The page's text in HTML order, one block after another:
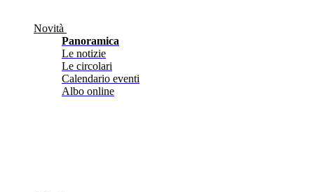
Novità
Panoramica
Le notizie
Le circolari
Calendario eventi
Albo online